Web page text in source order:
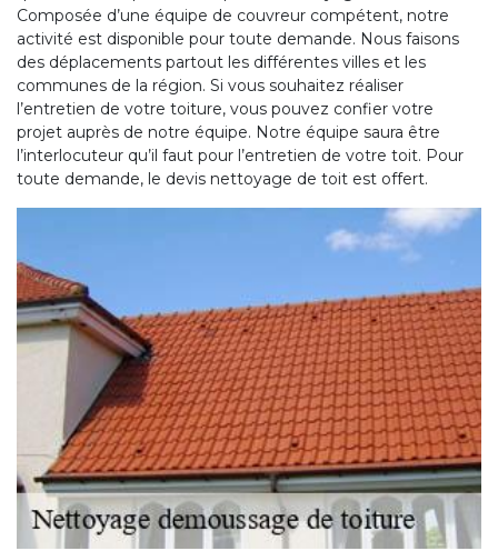
Composée d’une équipe de couvreur compétent, notre
activité est disponible pour toute demande. Nous faisons
des déplacements partout les différentes villes et les
communes de la région. Si vous souhaitez réaliser
l’entretien de votre toiture, vous pouvez confier votre
projet auprès de notre équipe. Notre équipe saura être
l’interlocuteur qu’il faut pour l’entretien de votre toit. Pour
toute demande, le devis nettoyage de toit est offert.